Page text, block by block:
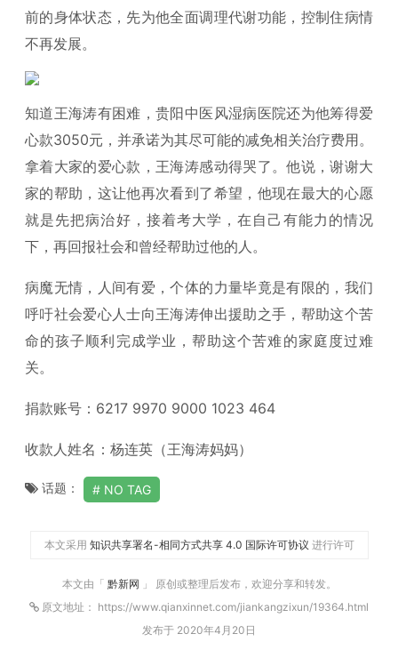
前的身体状态，先为他全面调理代谢功能，控制住病情
不再发展。
知道王海涛有困难，贵阳中医风湿病医院还为他筹得爱
心款3050元，并承诺为其尽可能的减免相关治疗费用。
拿着大家的爱心款，王海涛感动得哭了。他说，谢谢大
家的帮助，这让他再次看到了希望，他现在最大的心愿
就是先把病治好，接着考大学，在自己有能力的情况
下，再回报社会和曾经帮助过他的人。
病魔无情，人间有爱，个体的力量毕竟是有限的，我们
呼吁社会爱心人士向王海涛伸出援助之手，帮助这个苦
命的孩子顺利完成学业，帮助这个苦难的家庭度过难
关。
捐款账号：6217 9970 9000 1023 464
收款人姓名：杨连英（王海涛妈妈）
话题： NO TAG
本文采用 知识共享署名-相同方式共享 4.0 国际许可协议 进行许可
本文由「 黔新网 」 原创或整理后发布，欢迎分享和转发。
原文地址： https://www.qianxinnet.com/jiankangzixun/19364.html
发布于 2020年4月20日